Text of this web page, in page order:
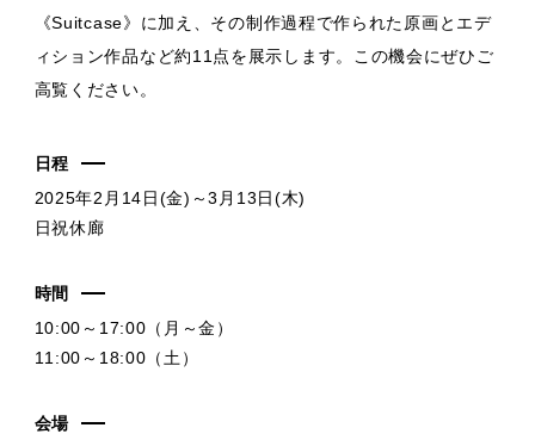
《Suitcase》に加え、その制作過程で作られた原画とエデ
ィション作品など約11点を展示します。この機会にぜひご
高覧ください。
日程
2025年2月14日(金)～3月13日(木)
日祝休廊
時間
10:00～17:00（月～金）
11:00～18:00（土）
会場